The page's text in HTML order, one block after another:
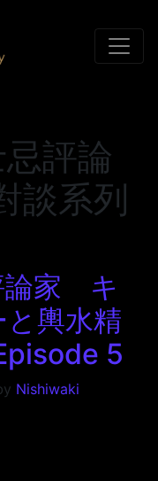
評論
談系列
論家 キ
輿水精
5
Nishiwaki